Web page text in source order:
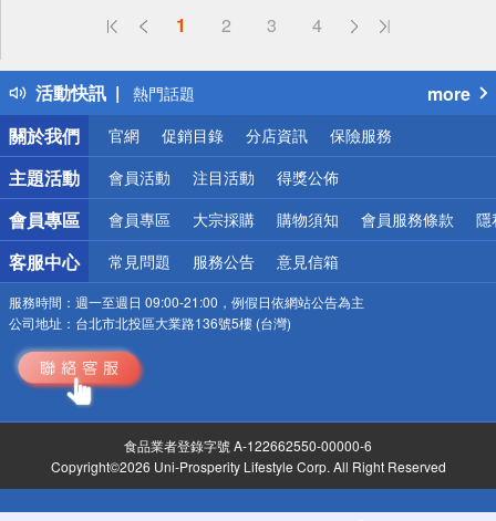
1 2 3 4
活動快訊
偏遠地區配送
得獎公告
熱門話題
銀行優惠
偏遠地區配送
詐騙網頁！請小心！
more
關於我們
官網 促銷目錄 分店資訊 保險服務
主題活動 會員活動 注目活動 得獎公佈
會員專區 會員專區 大宗採購 購物須知 會員服務條款 隱
客服中心 常見問題 服務公告 意見信箱
服務時間： 週一至週日 09:00-21:00，例假日依網站公告為主
公司地址： 台北市北投區大業路136號5樓 (台灣)
食品業者登錄字號 A-122662550-00000-6
Copyright©2026 Uni-Prosperity Lifestyle Corp. All Right Reserved